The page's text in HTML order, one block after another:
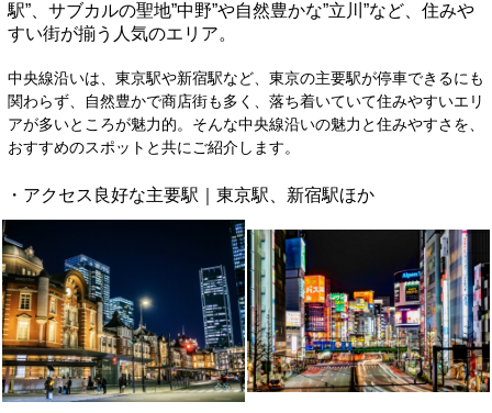
駅”、サブカルの聖地”中野”や自然豊かな”立川”など、住みや
すい街が揃う人気のエリア。
中央線沿いは、東京駅や新宿駅など、東京の主要駅が停車できるにも
関わらず、自然豊かで商店街も多く、落ち着いていて住みやすいエリ
アが多いところが魅力的。そんな中央線沿いの魅力と住みやすさを、
おすすめのスポットと共にご紹介します。
・アクセス良好な主要駅｜東京駅、新宿駅ほか